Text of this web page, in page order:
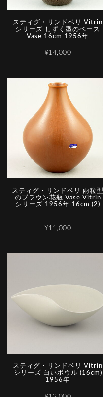
スティグ・リンドベリ Vitrin
シリーズ しずく型のベース
Vase 16cm 1956年
¥14,000
スティグ・リンドベリ 雨粒型
のブラウン花瓶 Vase Vitrin
シリーズ 1956年 16cm (2)
¥11,000
スティグ・リンドベリ Vitrin
シリーズ 白いボウル (16cm)
1956年